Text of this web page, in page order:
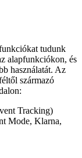
tudunk
alapfunkciókon, és
használatát. Az
származó
Tracking)
Mode, Klarna,